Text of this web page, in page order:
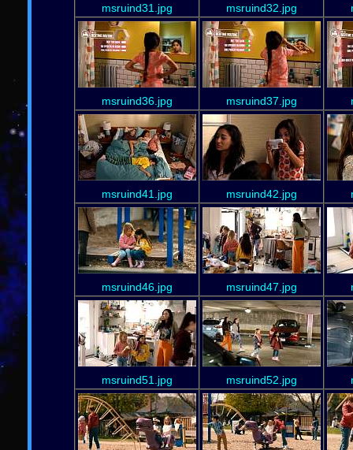
msruind31.jpg msruind32.jpg
msruind36.jpg msruind37.jpg
msruind41.jpg msruind42.jpg
msruind46.jpg msruind47.jpg
msruind51.jpg msruind52.jpg